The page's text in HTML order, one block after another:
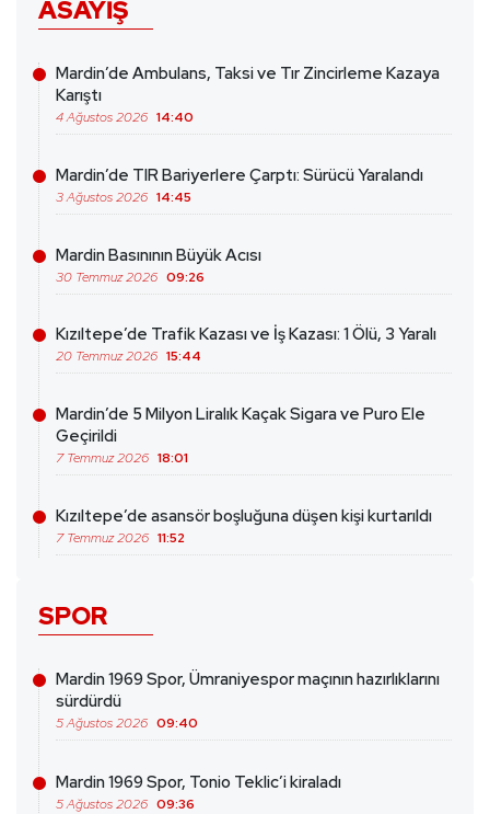
ASAYIŞ
Mardin’de Ambulans, Taksi ve Tır Zincirleme Kazaya
Karıştı
4 Ağustos 2026 14:40
Mardin’de TIR Bariyerlere Çarptı: Sürücü Yaralandı
3 Ağustos 2026 14:45
Mardin Basınının Büyük Acısı
30 Temmuz 2026 09:26
Kızıltepe’de Trafik Kazası ve İş Kazası: 1 Ölü, 3 Yaralı
20 Temmuz 2026 15:44
Mardin’de 5 Milyon Liralık Kaçak Sigara ve Puro Ele
Geçirildi
7 Temmuz 2026 18:01
Kızıltepe’de asansör boşluğuna düşen kişi kurtarıldı
7 Temmuz 2026 11:52
SPOR
Mardin 1969 Spor, Ümraniyespor maçının hazırlıklarını
sürdürdü
5 Ağustos 2026 09:40
Mardin 1969 Spor, Tonio Teklic’i kiraladı
5 Ağustos 2026 09:36